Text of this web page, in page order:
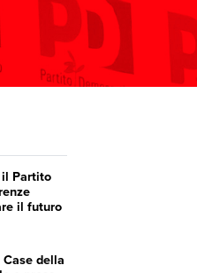
Partito
il futuro
della